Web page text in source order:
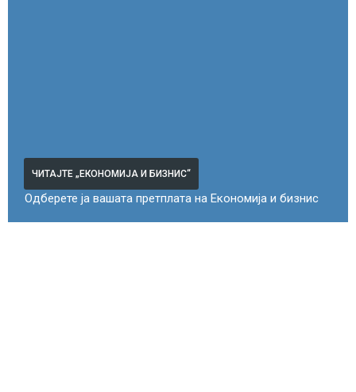
ЧИТАЈТЕ „ЕКОНОМИЈА И БИЗНИС“
Одберете ја вашата претплата на Економија и бизнис